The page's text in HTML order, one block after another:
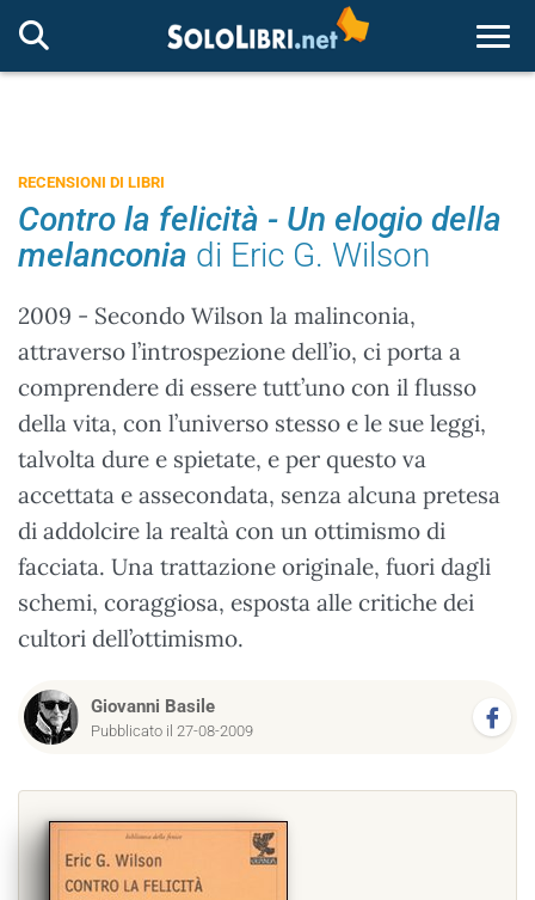
RECENSIONI DI LIBRI
Contro la felicità - Un elogio della
melanconia di Eric G. Wilson
2009 - Secondo Wilson la malinconia,
attraverso l’introspezione dell’io, ci porta a
comprendere di essere tutt’uno con il flusso
della vita, con l’universo stesso e le sue leggi,
talvolta dure e spietate, e per questo va
accettata e assecondata, senza alcuna pretesa
di addolcire la realtà con un ottimismo di
facciata. Una trattazione originale, fuori dagli
schemi, coraggiosa, esposta alle critiche dei
cultori dell’ottimismo.
Giovanni Basile
Pubblicato il 27-08-2009